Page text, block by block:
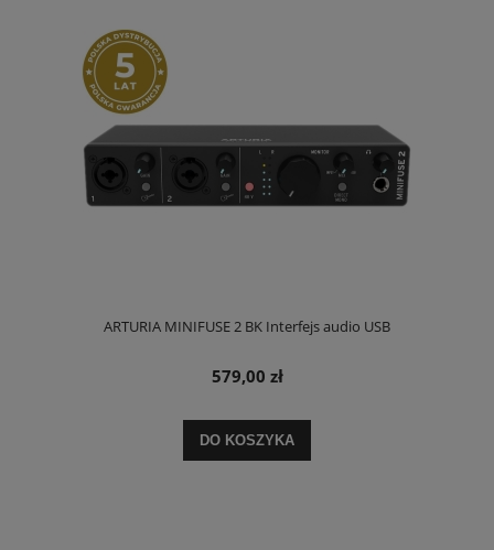
ARTURIA MINIFUSE 2 BK Interfejs audio USB
579,00 zł
DO KOSZYKA